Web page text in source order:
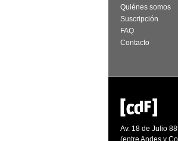
Quiénes somos
Suscripción
FAQ
Contacto
Av. 18 de Julio
(entre Andes y